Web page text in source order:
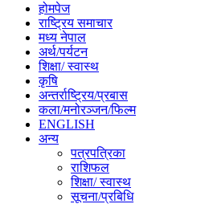
होमपेज
राष्ट्रिय समाचार
मध्य नेपाल
अर्थ/पर्यटन
शिक्षा/ स्वास्थ
कृषि
अन्तर्राष्ट्रिय/प्रबास
कला/मनोरञ्जन/फिल्म
ENGLISH
अन्य
पत्रपत्रिका
राशिफल
शिक्षा/ स्वास्थ
सूचना/प्रबिधि